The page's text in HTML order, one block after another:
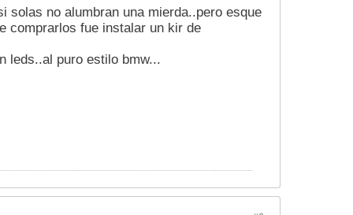
solas no alumbran una mierda..pero esque
comprarlos fue instalar un kir de
leds..al puro estilo bmw...